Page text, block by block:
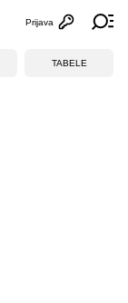
Otvori
Prijava
TABELE